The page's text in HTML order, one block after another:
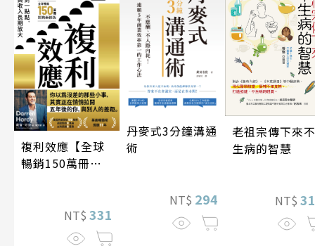
複利效應【全球
暢銷150萬冊・
NT$ 331
丹麥式3分鐘溝通
術
NT$ 294
老祖宗傳下來不
生病的智慧
NT$